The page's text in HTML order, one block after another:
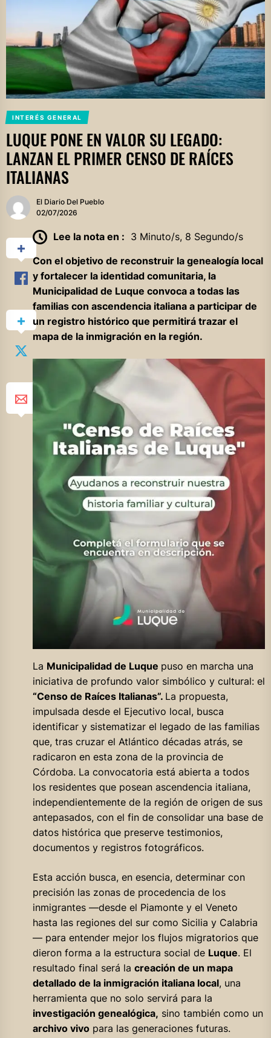
INTERÉS GENERAL
LUQUE PONE EN VALOR SU LEGADO:
LANZAN EL PRIMER CENSO DE RAÍCES
ITALIANAS
El Diario Del Pueblo
02/07/2026
Lee la nota en : 3 Minuto/s, 8 Segundo/s
Con el objetivo de reconstruir la genealogía local
y fortalecer la identidad comunitaria, la
Municipalidad de Luque convoca a todas las
familias con ascendencia italiana a participar de
un registro histórico que permitirá trazar el
mapa de la inmigración en la región.
La Municipalidad de Luque puso en marcha una
iniciativa de profundo valor simbólico y cultural: el
“Censo de Raíces Italianas”. La propuesta,
impulsada desde el Ejecutivo local, busca
identificar y sistematizar el legado de las familias
que, tras cruzar el Atlántico décadas atrás, se
radicaron en esta zona de la provincia de
Córdoba. La convocatoria está abierta a todos
los residentes que posean ascendencia italiana,
independientemente de la región de origen de sus
antepasados, con el fin de consolidar una base de
datos histórica que preserve testimonios,
documentos y registros fotográficos.
Esta acción busca, en esencia, determinar con
precisión las zonas de procedencia de los
inmigrantes —desde el Piamonte y el Veneto
hasta las regiones del sur como Sicilia y Calabria
— para entender mejor los flujos migratorios que
dieron forma a la estructura social de Luque. El
resultado final será la creación de un mapa
detallado de la inmigración italiana local, una
herramienta que no solo servirá para la
investigación genealógica, sino también como un
archivo vivopara las generaciones futuras.